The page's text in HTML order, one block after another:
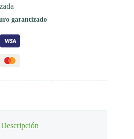
garantizado
Descripción